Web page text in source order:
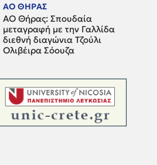
ΑΟ ΘΗΡΑΣ
ΑΟ Θήρας: Σπουδαία
μεταγραφή με την Γαλλίδα
διεθνή διαγώνια Τζούλι
Ολιβέιρα Σόουζα